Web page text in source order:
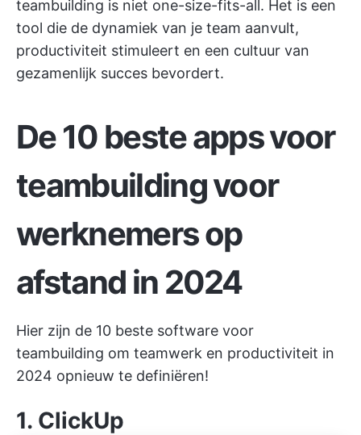
teambuilding is niet one-size-fits-all. Het is een
tool die de dynamiek van je team aanvult,
productiviteit stimuleert en een cultuur van
gezamenlijk succes bevordert.
De 10 beste apps voor
teambuilding voor
werknemers op
afstand in 2024
Hier zijn de 10 beste software voor
teambuilding om teamwerk en productiviteit in
2024 opnieuw te definiëren!
1. ClickUp